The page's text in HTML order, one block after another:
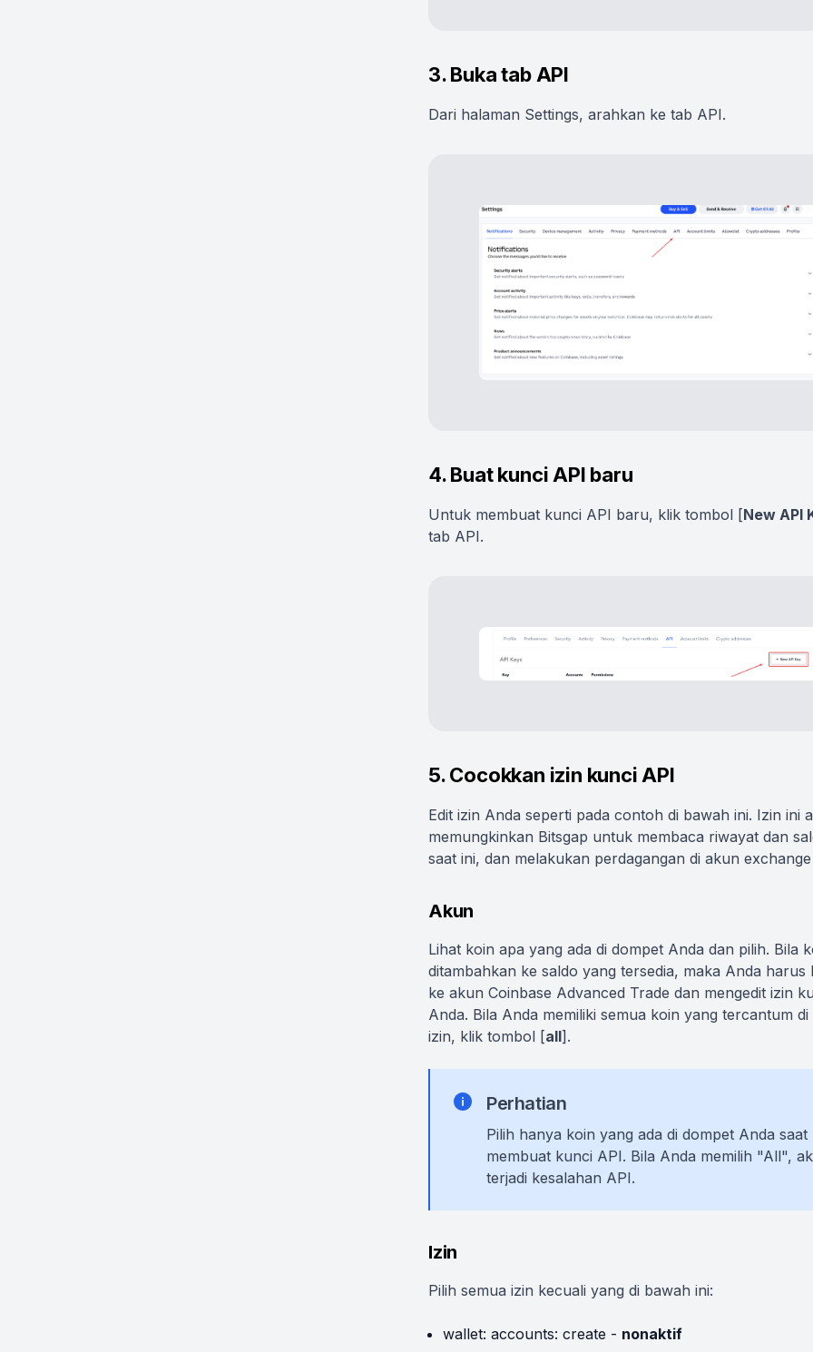
3. Buka tab API
Dari halaman Settings, arahkan ke tab API.
4. Buat kunci API baru
Untuk membuat kunci API baru, klik tombol [New API
tab API.
5. Cocokkan izin kunci API
Edit izin Anda seperti pada contoh di bawah ini. Izin ini
memungkinkan Bitsgap untuk membaca riwayat dan
saat ini, dan melakukan perdagangan di akun
Akun
Lihat koin apa yang ada di dompet Anda dan pilih. Bila
ditambahkan ke saldo yang tersedia, maka Anda harus
ke akun Coinbase Advanced Trade dan mengedit izin
Anda. Bila Anda memiliki semua koin yang tercantum di
izin, klik tombol [all].
Perhatian
Pilih hanya koin yang ada di dompet Anda saat
membuat kunci API. Bila Anda memilih "All",
terjadi kesalahan API.
Izin
Pilih semua izin kecuali yang di bawah ini:
wallet: accounts: create - nonaktif